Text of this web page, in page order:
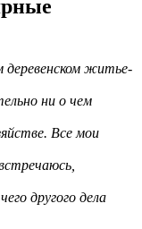
житье-
ни о чем
Все мои
другого дела